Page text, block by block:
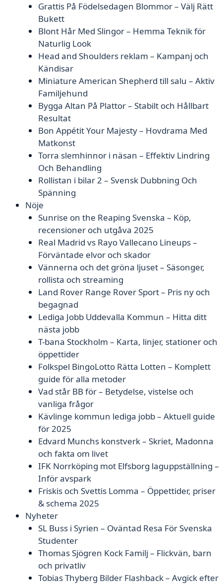
Grattis På Födelsedagen Blommor – Välj Rätt
Bukett
Blont Hår Med Slingor – Hemma Teknik för
Naturlig Look
Head and Shoulders reklam – Kampanj och
Kändisar
Miniature American Shepherd till salu – Aktiv
Familjehund
Bygga Altan På Plattor – Stabilt och Hållbart
Resultat
Bon Appétit Your Majesty – Hovdrama Med
Matkonst
Torra slemhinnor i näsan – Effektiv Lindring
Och Behandling
Rollistan i bilar 2 – Svensk Dubbning Och
Spänning
Nöje
Sunrise on the Reaping Svenska – Köp,
recensioner och utgåva 2025
Real Madrid vs Rayo Vallecano Lineups –
Förväntade elvor och skador
Vännerna och det gröna ljuset – Säsonger,
rollista och streaming
Land Rover Range Rover Sport – Pris ny och
begagnad
Lediga Jobb Uddevalla Kommun – Hitta ditt
nästa jobb
T-bana Stockholm – Karta, linjer, stationer och
öppettider
Folkspel BingoLotto Rätta Lotten – Komplett
guide för alla metoder
Vad står BB för – Betydelse, vistelse och
vanliga frågor
Kävlinge kommun lediga jobb – Aktuell guide
för 2025
Edvard Munchs konstverk – Skriet, Madonna
och fakta om livet
IFK Norrköping mot Elfsborg laguppställning –
Inför avspark
Friskis och Svettis Lomma – Öppettider, priser
& schema 2025
Nyheter
SL Buss i Syrien – Oväntad Resa För Svenska
Studenter
Thomas Sjögren Kock Familj – Flickvän, barn
och privatliv
Tobias Thyberg Bilder Flashback – Avgick efter